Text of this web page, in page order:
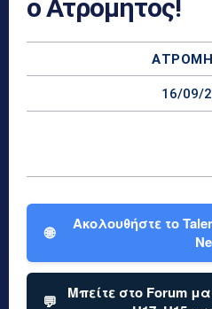
ο Ατρόμητος!
16/09/
🌐
Ακολουθήστε το
💬
Μπείτε στο Forum